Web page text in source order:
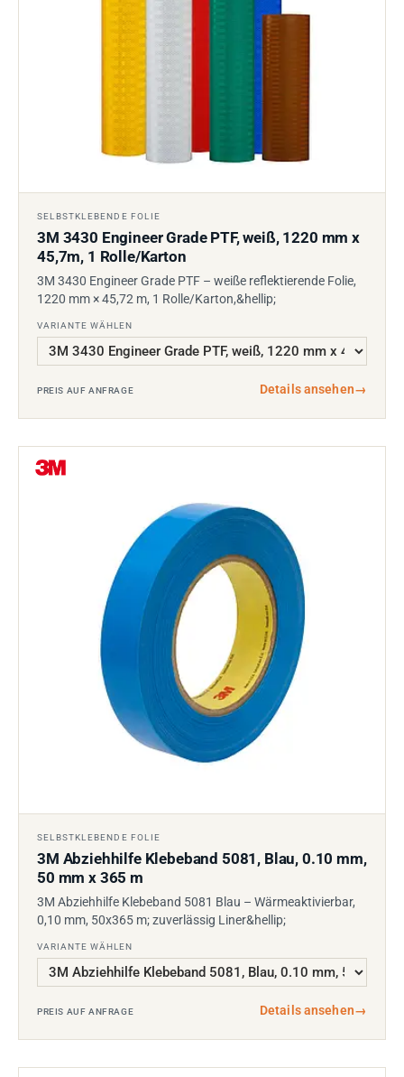
SELBSTKLEBENDE FOLIE
3M 3430 Engineer Grade PTF, weiß, 1220 mm x
45,7m, 1 Rolle/Karton
3M 3430 Engineer Grade PTF – weiße reflektierende Folie,
1220 mm × 45,72 m, 1 Rolle/Karton,&hellip;
VARIANTE WÄHLEN
PREIS AUF ANFRAGE Details ansehen→
SELBSTKLEBENDE FOLIE
3M Abziehhilfe Klebeband 5081, Blau, 0.10 mm,
50 mm x 365 m
3M Abziehhilfe Klebeband 5081 Blau – Wärmeaktivierbar,
0,10 mm, 50x365 m; zuverlässig Liner&hellip;
VARIANTE WÄHLEN
PREIS AUF ANFRAGE Details ansehen→